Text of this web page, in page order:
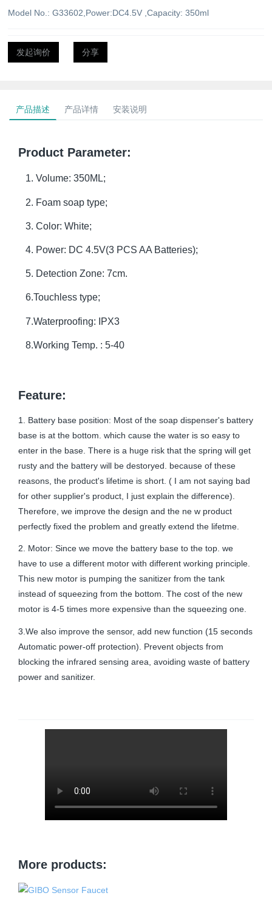
Model No.: G33602,Power:DC4.5V ,Capacity: 350ml
发起询价 分享
产品描述 产品详情 安装说明
Product Parameter:
1. Volume: 350ML;
2. Foam soap type;
3. Color: White;
4. Power: DC 4.5V(3 PCS AA Batteries);
5. Detection Zone: 7cm.
6.Touchless type;
7.Waterproofing: IPX3
8.Working Temp. : 5-40
Feature:
1. Battery base position: Most of the soap dispenser's battery
base is at the bottom. which cause the water is so easy to
enter in the base. There is a huge risk that the spring will get
rusty and the battery will be destoryed. because of these
reasons, the product's lifetime is short. ( I am not saying bad
for other supplier's product, I just explain the difference).
Therefore, we improve the design and the ne w product
perfectly fixed the problem and greatly extend the lifetme.
2. Motor: Since we move the battery base to the top. we
have to use a different motor with different working principle.
This new motor is pumping the sanitizer from the tank
instead of squeezing from the bottom. The cost of the new
motor is 4-5 times more expensive than the squeezing one.
3.We also improve the sensor, add new function (15 seconds
Automatic power-off protection). Prevent objects from
blocking the infrared sensing area, avoiding waste of battery
power and sanitizer.
More products: